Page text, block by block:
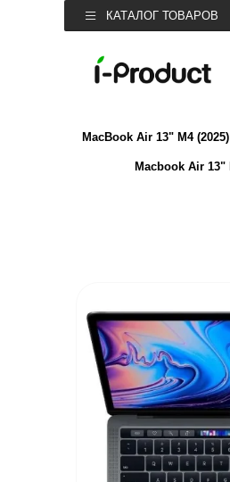
КАТАЛОГ ТОВАРОВ
MacBook Air 13" M4 (2025)
Macbook Air 13"